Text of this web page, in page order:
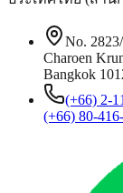
No.
Charoen
Bangkok
(+66) 2-
(+66) 80-